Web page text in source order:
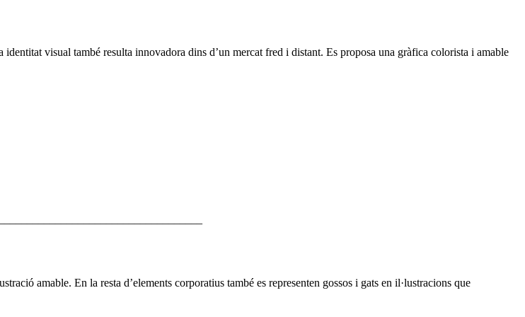
visual també resulta innovadora dins d’un mercat fred i distant. Es proposa una gràfica colorista i amable
amable. En la resta d’elements corporatius també es representen gossos i gats en il·lustracions que